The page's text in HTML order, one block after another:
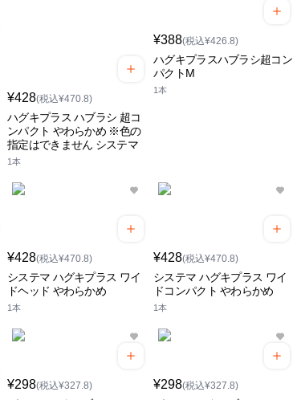
¥428(税込¥470.8)
ハグキプラス ハブラシ 超コ
ンパクト やわらかめ ※色の
指定はできません システマ
1本
¥388(税込¥426.8)
ハグキプラスハブラシ超コン
パクトM
1本
¥428(税込¥470.8)
システマ ハグキプラス ワイ
ドヘッド やわらかめ
1本
¥428(税込¥470.8)
システマ ハグキプラス ワイ
ドコンパクト やわらかめ
1本
¥298(税込¥327.8) ¥298(税込¥327.8)